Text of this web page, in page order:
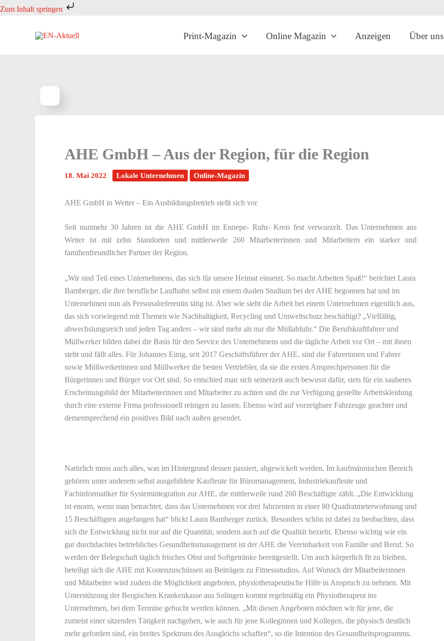
Zum Inhalt springen
Zum
Print-Magazin Online Magazin Anzeigen Über uns
AHE GmbH – Aus der Region, für die Region
18. Mai 2022 Lokale Unternehmen Online-Magazin
AHE GmbH in Wetter – Ein Ausbildungsbetrieb stellt sich vor
Seit nunmehr 30 Jahren ist die AHE GmbH im Ennepe- Ruhr- Kreis fest verwurzelt. Das Unternehmen aus
Wetter ist mit zehn Standorten und mittlerweile 260 Mitarbeiterinnen und Mitarbeitern ein starker und
familienfreundlicher Partner der Region.
„Wir sind Teil eines Unternehmens, das sich für unsere Heimat einsetzt. So macht Arbeiten Spaß!“ berichtet Laura
Bamberger, die ihre berufliche Laufbahn selbst mit einem dualen Studium bei der AHE begonnen hat und im
Unternehmen nun als Personalreferentin tätig ist. Aber wie sieht die Arbeit bei einem Unternehmen eigentlich aus,
das sich vorwiegend mit Themen wie Nachhaltigkeit, Recycling und Umweltschutz beschäftigt? „Vielfältig,
abwechslungsreich und jeden Tag anders – wir sind mehr als nur die Müllabfuhr.“ Die Berufskraftfahrer und
Müllwerker bilden dabei die Basis für den Service des Unternehmens und die tägliche Arbeit vor Ort – mit ihnen
steht und fällt alles. Für Johannes Einig, seit 2017 Geschäftsführer der AHE, sind die Fahrerinnen und Fahrer
sowie Müllwerkerinnen und Müllwerker die besten Vertriebler, da sie die ersten Ansprechpersonen für die
Bürgerinnen und Bürger vor Ort sind. So entschied man sich seinerzeit auch bewusst dafür, stets für ein sauberes
Erscheinungsbild der Mitarbeiterinnen und Mitarbeiter zu achten und die zur Verfügung gestellte Arbeitskleidung
durch eine externe Firma professionell reinigen zu lassen. Ebenso wird auf vorzeigbare Fahrzeuge geachtet und
dementsprechend ein positives Bild nach außen gesendet.
Natürlich muss auch alles, was im Hintergrund dessen passiert, abgewickelt werden. Im kaufmännischen Bereich
gehören unter anderem selbst ausgebildete Kaufleute für Büromanagement, Industriekaufleute und
Fachinformatiker für Systemintegration zur AHE, die mittlerweile rund 260 Beschäftigte zählt. „Die Entwicklung
ist enorm, wenn man betrachtet, dass das Unternehmen vor drei Jahrzenten in einer 80 Quadratmeterwohnung und
15 Beschäftigten angefangen hat“ blickt Laura Bamberger zurück. Besonders schön ist dabei zu beobachten, dass
sich die Entwicklung nicht nur auf die Quantität, sondern auch auf die Qualität bezieht. Ebenso wichtig wie ein
gut durchdachtes betriebliches Gesundheitsmanagement ist der AHE die Vereinbarkeit von Familie und Beruf. So
werden der Belegschaft täglich frisches Obst und Softgetränke bereitgestellt. Um auch körperlich fit zu bleiben,
beteiligt sich die AHE mit Kostenzuschüssen an Beiträgen zu Fitnessstudios. Auf Wunsch der Mitarbeiterinnen
und Mitarbeiter wird zudem die Möglichkeit angeboten, physiotherapeutische Hilfe in Anspruch zu nehmen. Mit
Unterstützung der Bergischen Krankenkasse aus Solingen kommt regelmäßig ein Physiotherapeut ins
Unternehmen, bei dem Termine gebucht werden können. „Mit diesen Angeboten möchten wir für jene, die
zumeist einer sitzenden Tätigkeit nachgehen, wie auch für jene Kolleginnen und Kollegen, die physisch deutlich
mehr gefordert sind, ein breites Spektrum des Ausgleichs schaffen“, so die Intention des Gesundheitsprogramms.